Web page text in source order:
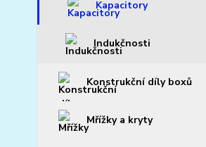
Kapacitory
Indukčnosti
Konstrukční díly boxů
Mřížky a kryty